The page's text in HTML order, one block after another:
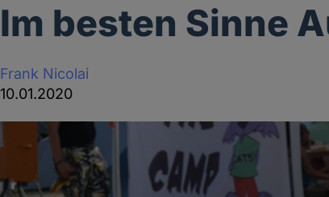
Im besten Sinne
Frank Nicolai
10.01.2020